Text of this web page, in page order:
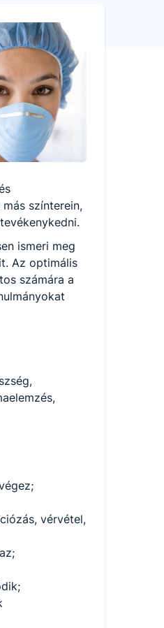
színterein,
ismeri meg
Az optimális
számára a
vérvétel,